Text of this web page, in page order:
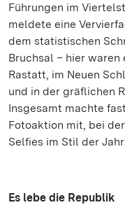
Führungen im
meldete eine
dem statistischen
Bruchsal – hier waren
Rastatt, im Neuen
und in der gräflichen
Insgesamt machte
Fotoaktion mit, bei
Selfies im Stil der
Es lebe die Republik